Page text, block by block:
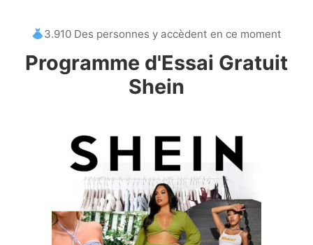
3.910 Des personnes y accèdent en ce moment
Programme d'Essai Gratuit
Shein